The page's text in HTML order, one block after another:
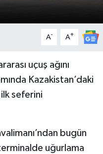
A- A+
uçuş ağını
Kazakistan’daki
seferini
bugün
uğurlama